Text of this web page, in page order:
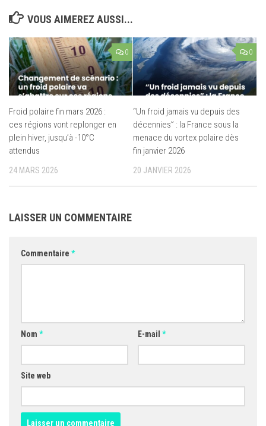
VOUS AIMEREZ AUSSI...
0
Froid polaire fin mars 2026 :
ces régions vont replonger en
plein hiver, jusqu’à -10°C
attendus
24 MARS 2026
0
“Un froid jamais vu depuis des
décennies” : la France sous la
menace du vortex polaire dès
fin janvier 2026
20 JANVIER 2026
LAISSER UN COMMENTAIRE
Commentaire *
Nom * E-mail *
Site web